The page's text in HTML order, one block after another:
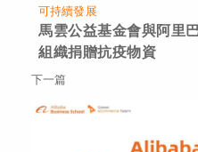
可持續發展
馬雲公益基金會與阿里
組織捐贈抗疫物資
下一篇